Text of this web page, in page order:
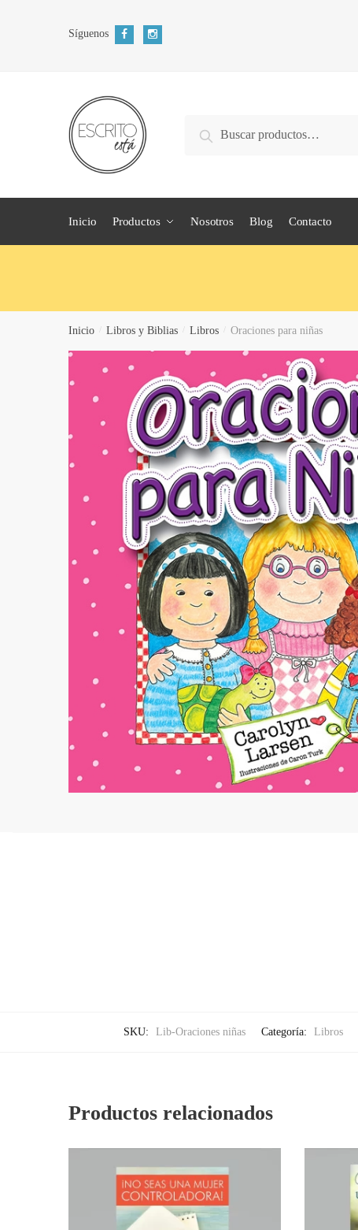
Síguenos
Search
Inicio Productos Nosotros Blog Contacto
Inicio Libros y Biblias Libros Oraciones para niñas
SKU: Lib-Oraciones niñas Categoría: Libros
Productos relacionados